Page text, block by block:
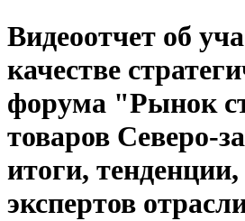
Видеоотчет об
качестве
форума "Рынок
товаров Северо-
итоги,
экспертов